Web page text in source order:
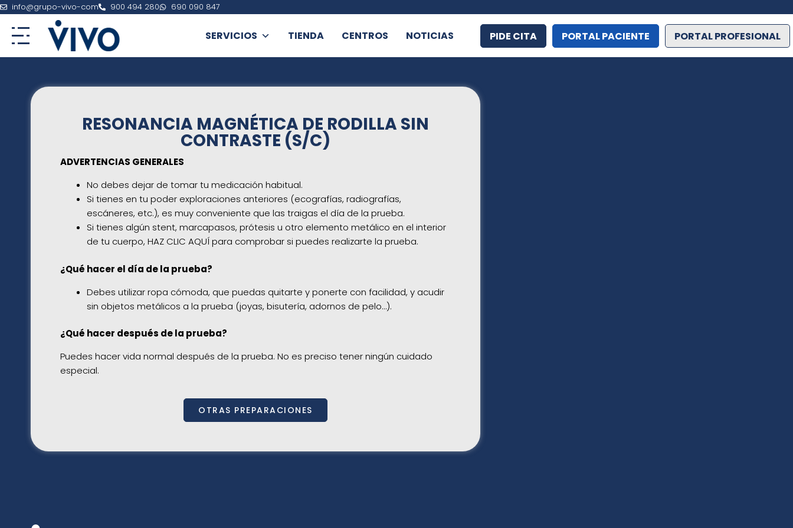
Ir
contenido
info@grupo-vivo-com 900 494 280 690 090 847
SERVICIOS TIENDA CENTROS NOTICIAS PIDE CITA PORTAL PACIENTE PORTAL PROFESIONAL
RESONANCIA MAGNÉTICA DE RODILLA SIN
CONTRASTE (S/C)
ADVERTENCIAS GENERALES
No debes dejar de tomar tu medicación habitual.
Si tienes en tu poder exploraciones anteriores (ecografías, radiografías,
escáneres, etc.), es muy conveniente que las traigas el día de la prueba.
Si tienes algún stent, marcapasos, prótesis u otro elemento metálico en el interior
de tu cuerpo, HAZ CLIC AQUÍ para comprobar si puedes realizarte la prueba.
¿Qué hacer el día de la prueba?
Debes utilizar ropa cómoda, que puedas quitarte y ponerte con facilidad, y acudir
sin objetos metálicos a la prueba (joyas, bisutería, adornos de pelo…).
¿Qué hacer después de la prueba?
Puedes hacer vida normal después de la prueba. No es preciso tener ningún cuidado
especial.
OTRAS PREPARACIONES